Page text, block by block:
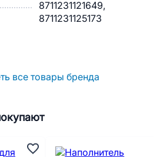
8711231121649,
8711231125173
все товары бренда